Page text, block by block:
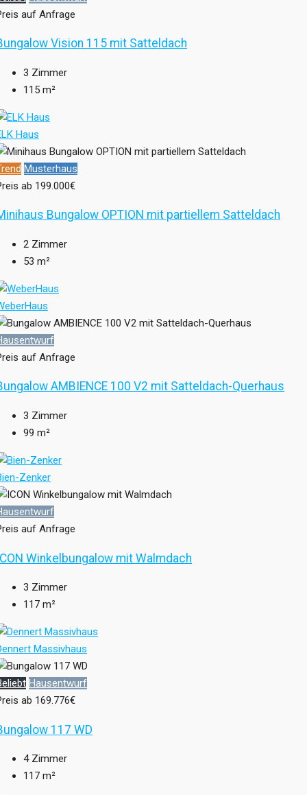
auf Anfrage
Vision 115 mit Satteldach
3 Zimmer
115 m²
Haus
Musterhaus
ab 199.000€
Bungalow OPTION mit partiellem Satteldach
2 Zimmer
53 m²
auf Anfrage
AMBIENCE 100 V2 mit Satteldach-Querhaus
3 Zimmer
99 m²
Zenker
auf Anfrage
Winkelbungalow mit Walmdach
3 Zimmer
117 m²
Massivhaus
Hausentwurf
ab 169.776€
117 WD
4 Zimmer
117 m²